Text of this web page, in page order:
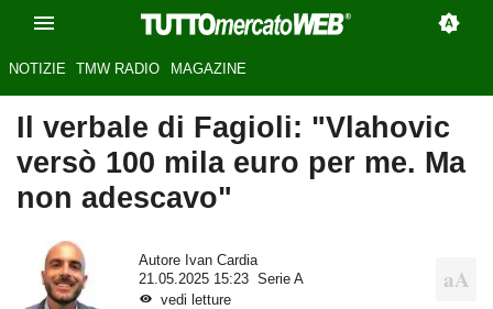
NOTIZIE TMW RADIO MAGAZINE
Il verbale di Fagioli: "Vlahovic
versò 100 mila euro per me. Ma
non adescavo"
Autore Ivan Cardia
21.05.2025 15:23
Serie A
vedi letture